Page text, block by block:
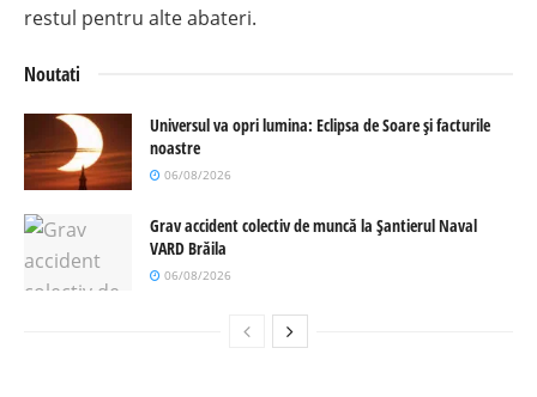
restul pentru alte abateri.
Noutati
Universul va opri lumina: Eclipsa de Soare și facturile
noastre
06/08/2026
Grav accident colectiv de muncă la Șantierul Naval
VARD Brăila
06/08/2026